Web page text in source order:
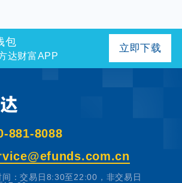
包
达财富APP
立即下载
881-8088
间：交易日8:30至22:00，非交易日